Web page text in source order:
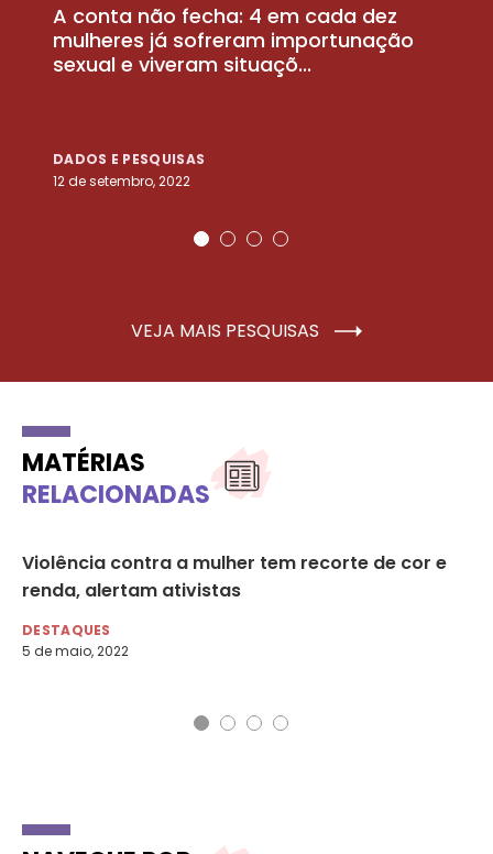
A conta não fecha: 4 em cada dez
mulheres já sofreram importunação
sexual e viveram situaçõ...
DADOS E PESQUISAS
12 de setembro, 2022
VEJA MAIS PESQUISAS
MATÉRIAS
RELACIONADAS
Violência contra a mulher tem recorte de cor e
renda, alertam ativistas
DESTAQUES
5 de maio, 2022